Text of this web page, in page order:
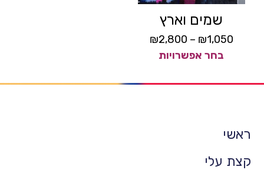
שמים וארץ
₪1,050
–
₪2,800
בחר אפשרויות
ראשי
קצת עלי